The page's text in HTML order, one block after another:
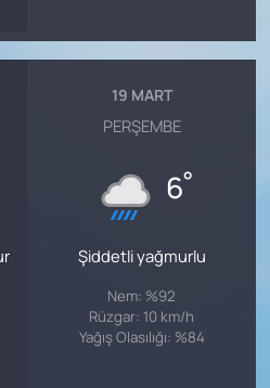
19 MART
PERŞEMBE
6°
Şiddetli yağmurlu
Nem: %92
Rüzgar: 10 km/h
Yağış Olasılığı: %84